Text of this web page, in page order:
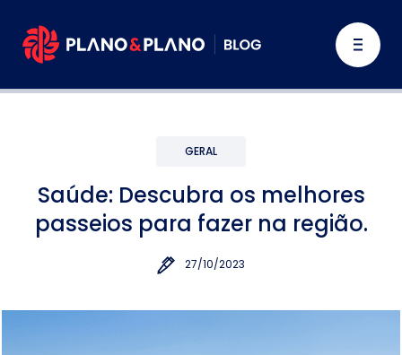
GERAL
Saúde: Descubra os melhores
passeios para fazer na região.
27/10/2023